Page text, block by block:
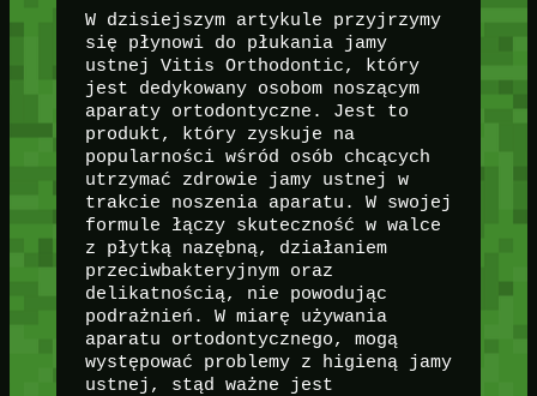
W dzisiejszym artykule przyjrzymy
się płynowi do płukania jamy
ustnej Vitis Orthodontic, który
jest dedykowany osobom noszącym
aparaty ortodontyczne. Jest to
produkt, który zyskuje na
popularności wśród osób chcących
utrzymać zdrowie jamy ustnej w
trakcie noszenia aparatu. W swojej
formule łączy skuteczność w walce
z płytką nazębną, działaniem
przeciwbakteryjnym oraz
delikatnością, nie powodując
podrażnień. W miarę używania
aparatu ortodontycznego, mogą
występować problemy z higieną jamy
ustnej, stąd ważne jest